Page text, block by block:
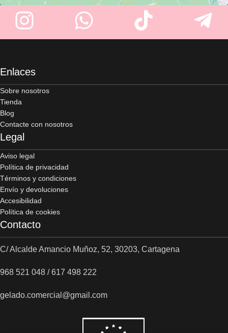
Enlaces
Sobre nosotros
Tienda
Blog
Contacte con nosotros
Legal
Aviso legal
Política de privacidad
Términos y condiciones
Envío y devoluciones
Accesibilidad
Política de cookies
Contacto
C/ Alcalde Amancio Muñoz, 52, 30203, Cartagena
968 521 048 / 617 498 222
gelado.comercial@gmail.com